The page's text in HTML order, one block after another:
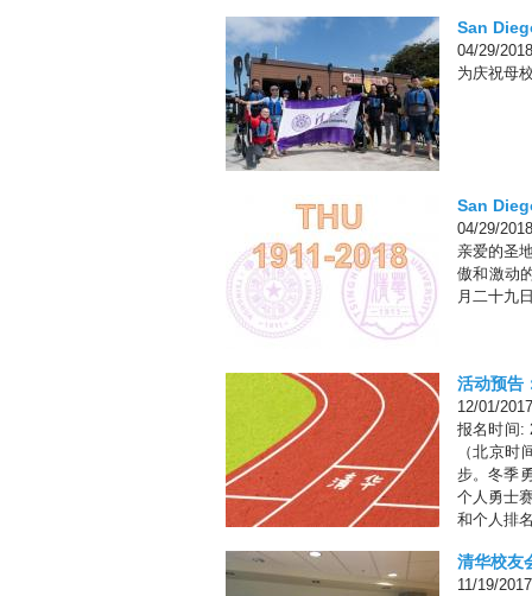
San
04/29/2018
为庆祝母
San
04/29/2018
亲爱的圣
傲和激动
月二十九
活动预告
12/01/2017
报名时间:
（北京
步。冬季
个人勇士
和个人排
清华校友
11/19/2017